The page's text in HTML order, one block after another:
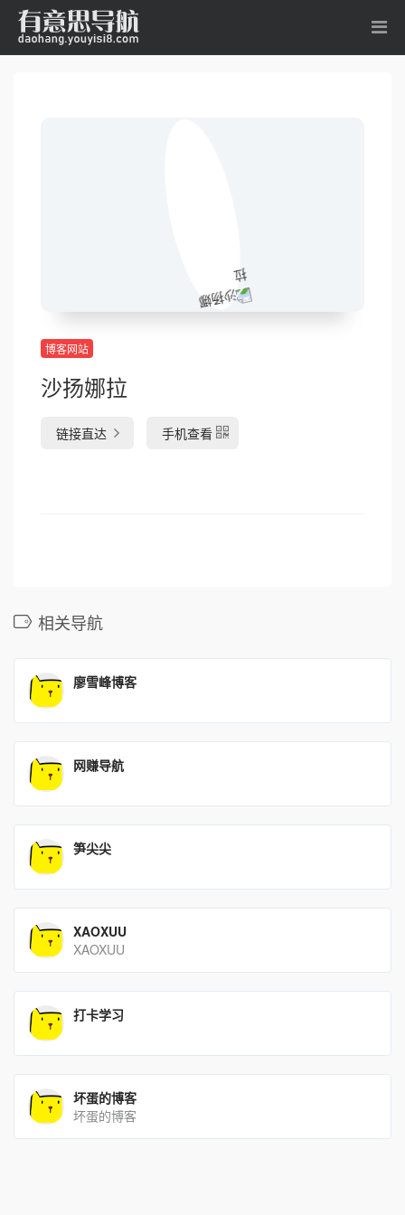
博客网站
沙扬娜拉
链接直达 手机查看
相关导航
廖雪峰博客
网赚导航
笋尖尖
XAOXUU
XAOXUU
打卡学习
坏蛋的博客
坏蛋的博客